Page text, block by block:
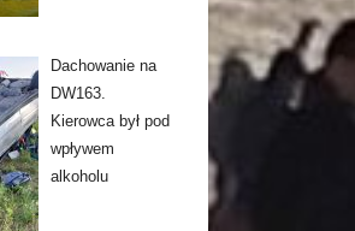
Dachowanie na
DW163.
Kierowca był pod
wpływem
alkoholu